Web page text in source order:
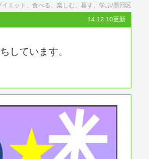
エット、食べる、楽しむ、暮す、学ぶ/墨田区
14.12.10更新
しています。